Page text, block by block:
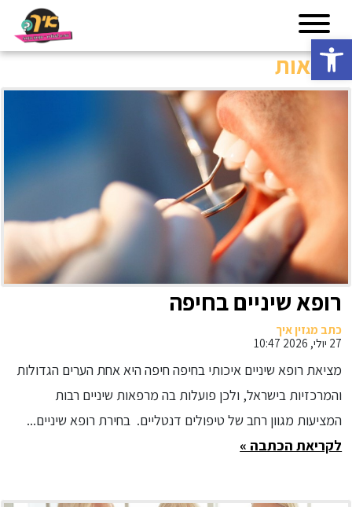
פתח סרגל נגישות
בריאות
רופא שיניים בחיפה
כתב מגזין איך
27 יולי, 2026 10:47
מציאת רופא שיניים איכותי בחיפה חיפה היא אחת הערים הגדולות
והמרכזיות בישראל, ולכן פועלות בה מרפאות שיניים רבות
המציעות מגוון רחב של טיפולים דנטליים. בחירת רופא שיניים...
לקריאת הכתבה »